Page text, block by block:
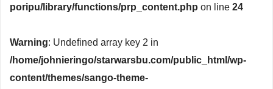
poripu/library/functions/prp_content.php on line 24
Warning: Undefined array key 2 in
/home/johnieringo/starwarsbu.com/public_html/wp-
content/themes/sango-theme-